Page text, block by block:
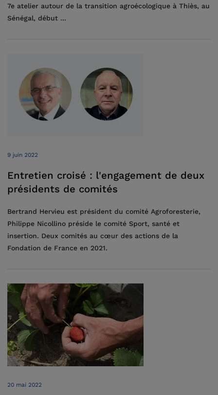
7e atelier autour de la transition agroécologique à Thiès, au
Sénégal, début ...
9 juin 2022
Entretien croisé : l'engagement de deux
présidents de comités
Bertrand Hervieu est président du comité Agroforesterie,
Philippe Nicollino préside le comité Sport, santé et
insertion. Deux comités au cœur des actions de la
Fondation de France en 2021.
20 mai 2022